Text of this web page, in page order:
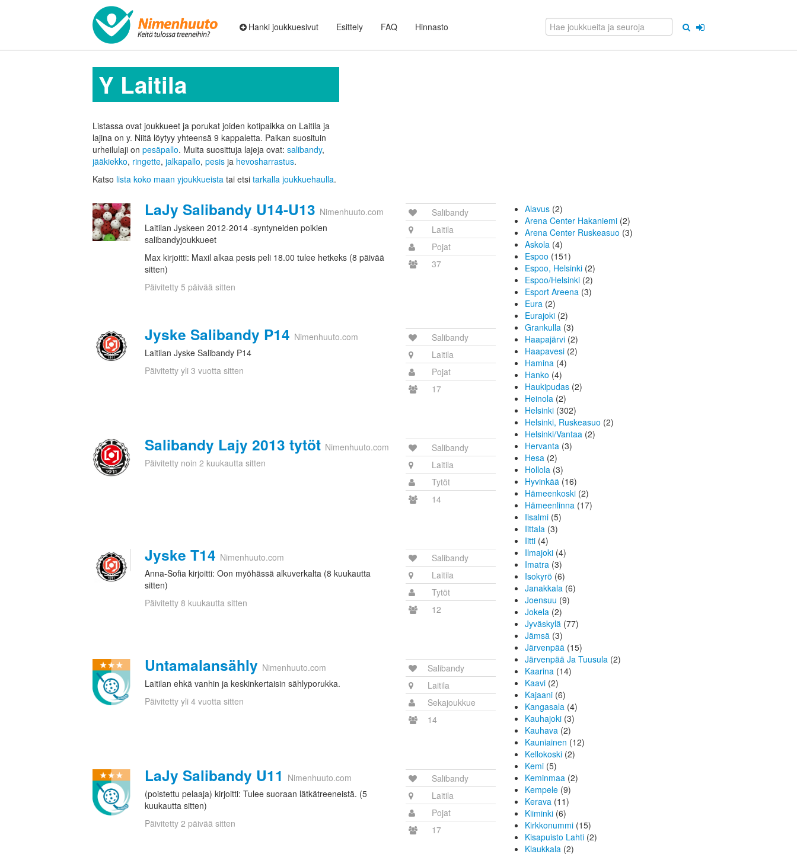
Hanki joukkuesivut Esittely FAQ Hinnasto
Y Laitila
Listassa ovat joukkueet ja porukat joiden kotipaikka on Laitila ja
lajina on y. Niitä löytyy yhteensä 9 kappaletta. Paikan suosituin
urheilulaji on pesäpallo. Muita suosittuja lajeja ovat: salibandy,
jääkiekko, ringette, jalkapallo, pesis ja hevosharrastus.
Katso lista koko maan yjoukkueista tai etsi tarkalla joukkuehaulla.
LaJy Salibandy U14-U13 Nimenhuuto.com
Laitilan Jyskeen 2012-2014 -syntyneiden poikien
salibandyjoukkueet
Max kirjoitti: Maxil alkaa pesis peli 18.00 tulee hetkeks (8 päivää
sitten)
Päivitetty 5 päivää sitten
Salibandy
Laitila
Pojat
37
Jyske Salibandy P14 Nimenhuuto.com
Laitilan Jyske Salibandy P14
Päivitetty yli 3 vuotta sitten
Salibandy
Laitila
Pojat
17
Salibandy Lajy 2013 tytöt Nimenhuuto.com
Päivitetty noin 2 kuukautta sitten
Salibandy
Laitila
Tytöt
14
Jyske T14 Nimenhuuto.com
Anna-Sofia kirjoitti: Oon myöhässä alkuverkalta (8 kuukautta
sitten)
Päivitetty 8 kuukautta sitten
Salibandy
Laitila
Tytöt
12
Untamalansähly Nimenhuuto.com
Laitilan ehkä vanhin ja keskinkertaisin sählyporukka.
Päivitetty yli 4 vuotta sitten
Salibandy
Laitila
Sekajoukkue
14
LaJy Salibandy U11 Nimenhuuto.com
(poistettu pelaaja) kirjoitti: Tulee suoraan lätkätreeneistä. (5
kuukautta sitten)
Päivitetty 2 päivää sitten
Salibandy
Laitila
Pojat
17
Alavus (2)
Arena Center Hakaniemi (2)
Arena Center Ruskeasuo (3)
Askola (4)
Espoo (151)
Espoo, Helsinki (2)
Espoo/Helsinki (2)
Esport Areena (3)
Eura (2)
Eurajoki (2)
Grankulla (3)
Haapajärvi (2)
Haapavesi (2)
Hamina (4)
Hanko (4)
Haukipudas (2)
Heinola (2)
Helsinki (302)
Helsinki, Ruskeasuo (2)
Helsinki/Vantaa (2)
Hervanta (3)
Hesa (2)
Hollola (3)
Hyvinkää (16)
Hämeenkoski (2)
Hämeenlinna (17)
Iisalmi (5)
Iittala (3)
Iitti (4)
Ilmajoki (4)
Imatra (3)
Isokyrö (6)
Janakkala (6)
Joensuu (9)
Jokela (2)
Jyväskylä (77)
Jämsä (3)
Järvenpää (15)
Järvenpää Ja Tuusula (2)
Kaarina (14)
Kaavi (2)
Kajaani (6)
Kangasala (4)
Kauhajoki (3)
Kauhava (2)
Kauniainen (12)
Kellokoski (2)
Kemi (5)
Keminmaa (2)
Kempele (9)
Kerava (11)
Kiiminki (6)
Kirkkonummi (15)
Kisapuisto Lahti (2)
Klaukkala (2)